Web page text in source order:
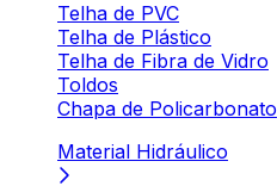
Telha de PVC
Telha de Plástico
Telha de Fibra de Vidro
Toldos
Chapa de Policarbonato
Material Hidráulico